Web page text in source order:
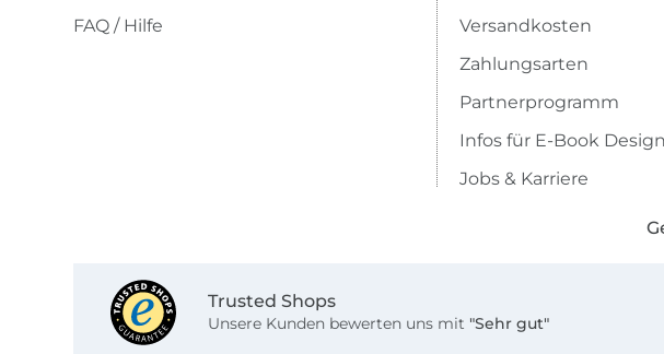
FAQ / Hilfe
Versandkosten
Zahlungsarten
Partnerprogramm
Infos für E-Book
Jobs & Karriere
Trusted Shops
Unsere Kunden bewerten uns mit "Sehr gut"